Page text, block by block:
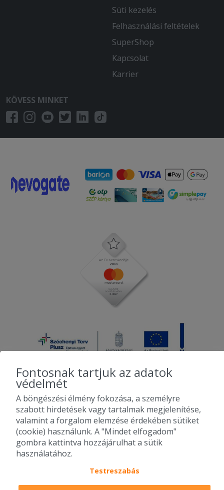
Süti kezelés
Felhasználási feltételek
SuperShop
Kapcsolat
Karrier
KÖVESS MINKET
2010-2026 Copyright - Falatozz.hu - Diston-line Kft.
Pizza, gyros, hamburger, menük kedvező áron, egy helyen az összes
étterem ajánlata.
Fontosnak tartjuk az adatok
védelmét
A böngészési élmény fokozása, a személyre
szabott hirdetések vagy tartalmak megjelenítése,
valamint a forgalom elemzése érdekében sütiket
(cookie) használunk. A "Mindet elfogadom"
gombra kattintva hozzájárulhat a sütik
használatához.
Testreszabás